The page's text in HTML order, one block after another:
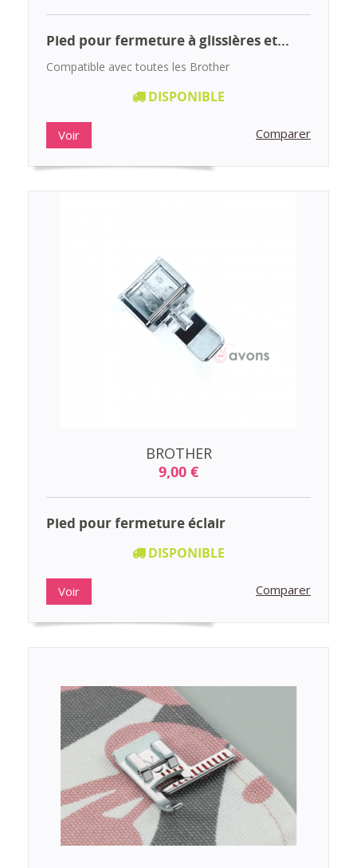
Pied pour fermeture à glissières et...
Compatible avec toutes les Brother
DISPONIBLE
Voir Comparer
BROTHER
9,00 €
Pied pour fermeture éclair
DISPONIBLE
Voir Comparer